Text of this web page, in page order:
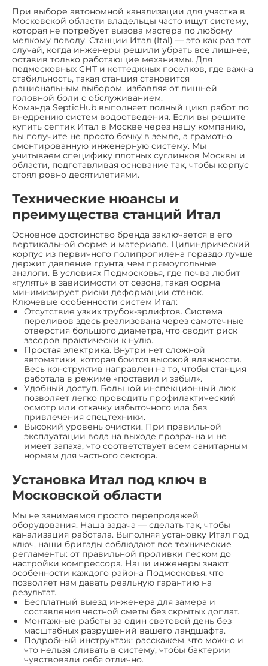
При выборе автономной канализации для участка в
Московской области владельцы часто ищут систему,
которая не потребует вызова мастера по любому
мелкому поводу. Станции Итал (Ital) — это как раз тот
случай, когда инженеры решили убрать все лишнее,
оставив только работающие механизмы. Для
подмосковных СНТ и коттеджных поселков, где важна
стабильность, такая станция становится
рациональным выбором, избавляя от лишней
головной боли с обслуживанием.
Команда SepticHub выполняет полный цикл работ по
внедрению систем водоотведения. Если вы решите
купить септик Итал в Москве через нашу компанию,
вы получите не просто бочку в земле, а грамотно
смонтированную инженерную систему. Мы
учитываем специфику плотных суглинков Москвы и
области, подготавливая основание так, чтобы корпус
стоял ровно десятилетиями.
Технические нюансы и
преимущества станций Итал
Основное достоинство бренда заключается в его
вертикальной форме и материале. Цилиндрический
корпус из первичного полипропилена гораздо лучше
держит давление грунта, чем прямоугольные
аналоги. В условиях Подмосковья, где почва любит
«гулять» в зависимости от сезона, такая форма
минимизирует риски деформации стенок.
Ключевые особенности систем Итал:
Отсутствие узких трубок-эрлифтов. Система
переливов здесь реализована через самотечные
отверстия большого диаметра, что сводит риск
засоров практически к нулю.
Простая электрика. Внутри нет сложной
автоматики, которая боится высокой влажности.
Весь конструктив направлен на то, чтобы станция
работала в режиме «поставил и забыл».
Удобный доступ. Большой инспекционный люк
позволяет легко проводить профилактический
осмотр или откачку избыточного ила без
привлечения спецтехники.
Высокий уровень очистки. При правильной
эксплуатации вода на выходе прозрачна и не
имеет запаха, что соответствует всем санитарным
нормам для частного сектора.
Установка Итал под ключ в
Московской области
Мы не занимаемся просто перепродажей
оборудования. Наша задача — сделать так, чтобы
канализация работала. Выполняя установку Итал под
ключ, наши бригады соблюдают все технические
регламенты: от правильной проливки песком до
настройки компрессора. Наши инженеры знают
особенности каждого района Подмосковья, что
позволяет нам давать реальную гарантию на
результат.
Бесплатный выезд инженера для замера и
составления честной сметы без скрытых доплат.
Монтажные работы за один световой день без
масштабных разрушений вашего ландшафта.
Подробный инструктаж: расскажем, что можно и
что нельзя сливать в систему, чтобы бактерии
чувствовали себя отлично.